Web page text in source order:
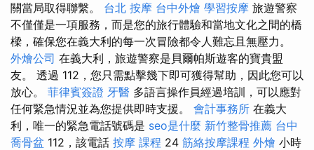
關當局取得聯繫。 台北 按摩 台中外燴 學習按摩 旅遊警察
不僅僅是一項服務，而是您的旅行體驗和當地文化之間的橋
樑，確保您在義大利的每一次冒險都令人難忘且無壓力。
外燴公司 在義大利，旅遊警察是貝爾帕斯遊客的寶貴盟
友。 透過 112，您只需點擊幾下即可獲得幫助，因此您可以
放心。 菲律賓簽證 牙醫 多語言操作員經過培訓，可以應對
任何緊急情況並為您提供即時支援。 會計事務所 在義大
利，唯一的緊急電話號碼是 seo是什麼 新竹整骨推薦 台中
喬骨盆 112，該電話 按摩 課程 24 筋絡按摩課程 外燴 小時